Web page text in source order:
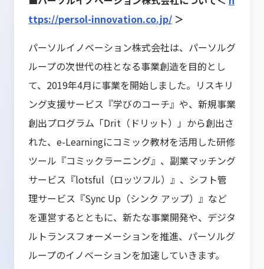
ttps://persol-innovation.co.jp/ ＞
パーソルイノベーション株式会社は、パーソルグ
ループの次世代の柱となる事業創造を目的とし
て、2019年4月に事業を開始しました。リスキリ
ング支援サービス『学びのコーチ』や、新規事業
創出プログラム「Drit（ドリット）」から創出さ
れた、e-Learningにコミック教材を活用した研修
ツール『コミックラーニング』、副業マッチング
サービス『lotsful（ロッツフル）』、シフト管
理サービス『Sync Up（シンク アップ）』など
を運営するとともに、新たな事業開発や、デジタ
ルトランスフォーメーションを推進、パーソルグ
ループのイノベーションを加速していきます。